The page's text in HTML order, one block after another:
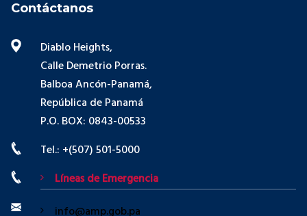
Contáctanos
Diablo Heights,
Calle Demetrio Porras.
Balboa Ancón-Panamá,
República de Panamá
P.O. BOX: 0843-00533
Tel.: +(507) 501-5000
Líneas de Emergencia
info@amp.gob.pa